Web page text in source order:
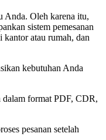
Anda. Oleh karena itu,
sistem pemesanan
atau rumah, dan
kebutuhan Anda
format PDF, CDR,
pesanan setelah